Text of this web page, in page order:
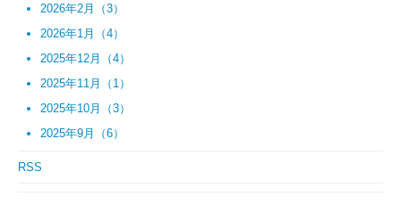
2026年2月（3）
2026年1月（4）
2025年12月（4）
2025年11月（1）
2025年10月（3）
2025年9月（6）
RSS